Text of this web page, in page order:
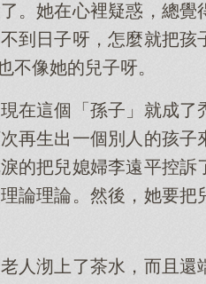
。她在心裡疑惑，總
到日子呀，怎麼就把孩
不像她的兒子呀。
在這個「孫子」就成了
再生出一個別人的孩子
的把兒媳婦李遠平控
論理論。然後，她要把
人沏上了茶水，而且還